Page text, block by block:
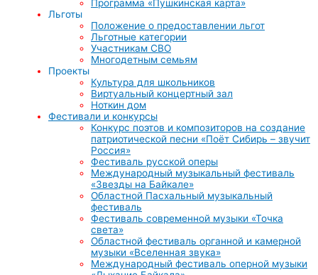
Программа «Пушкинская карта»
Льготы
Положение о предоставлении льгот
Льготные категории
Участникам СВО
Многодетным семьям
Проекты
Культура для школьников
Виртуальный концертный зал
Ноткин дом
Фестивали и конкурсы
Конкурс поэтов и композиторов на создание
патриотической песни «Поёт Сибирь – звучит
Россия»
Фестиваль русской оперы
Международный музыкальный фестиваль
«Звезды на Байкале»
Областной Пасхальный музыкальный
фестиваль
Фестиваль современной музыки «Точка
света»
Областной фестиваль органной и камерной
музыки «Вселенная звука»
Международный фестиваль оперной музыки